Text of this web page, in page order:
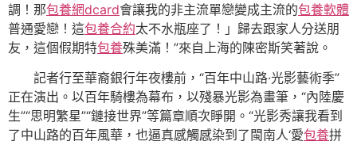
調！那包養網dcard會讓我的非主流單戀變成主流的包養軟體
普通愛戀！這包養合約太不水瓶座了！」歸去跟家人分送朋
友，這個假期特包養殊美滿！”來自上海的陳密斯笑著說。
記者行至華裔銀行年夜樓前，“百年中山路·光影藝術季”
正在演出。以百年騎樓為幕布，以殘暴光影為畫筆，“內陸慶
生”“思明繁星”“鏈接世界”等篇章順次睜開。“光影秀讓我看到
了中山路的百年風華，也逼真感觸感染到了閩南人‘愛包養拼